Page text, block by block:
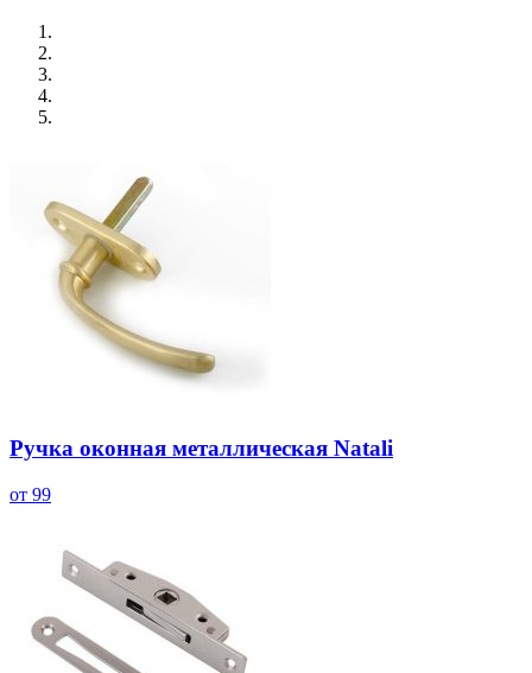
Ручка оконная металлическая Natali
от 99